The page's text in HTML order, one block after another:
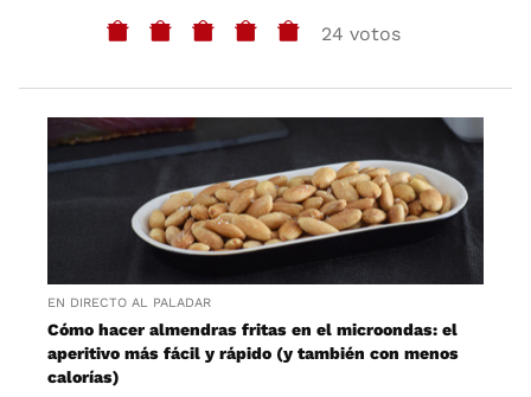
24 votos
EN DIRECTO AL PALADAR
Cómo hacer almendras fritas en el microondas: el
aperitivo más fácil y rápido (y también con menos
calorías)